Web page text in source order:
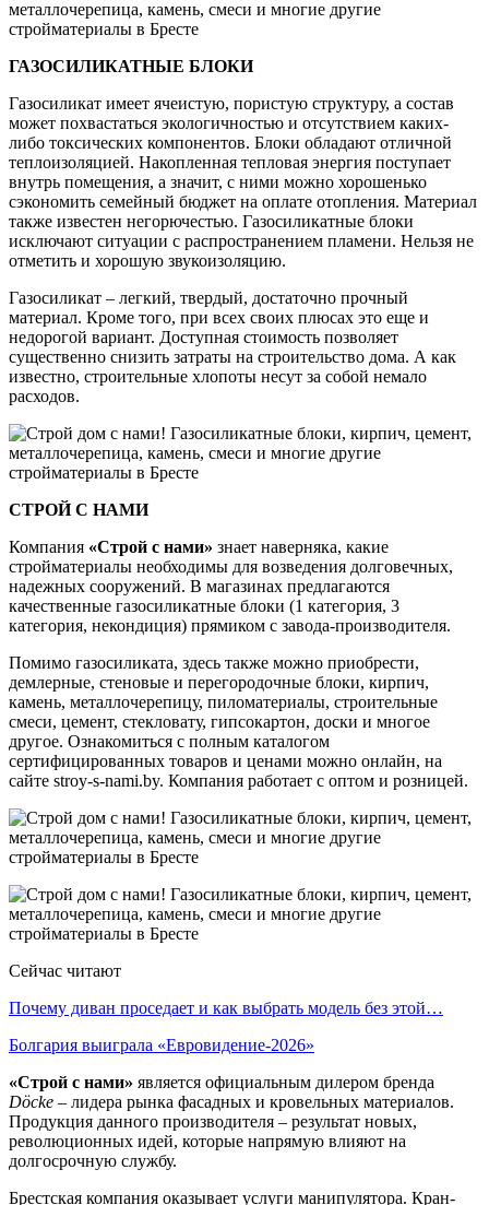
ГАЗОСИЛИКАТНЫЕ БЛОКИ
Газосиликат имеет ячеистую, пористую структуру, а состав
может похвастаться экологичностью и отсутствием каких-
либо токсических компонентов. Блоки обладают отличной
теплоизоляцией. Накопленная тепловая энергия поступает
внутрь помещения, а значит, с ними можно хорошенько
сэкономить семейный бюджет на оплате отопления. Материал
также известен негорючестью. Газосиликатные блоки
исключают ситуации с распространением пламени. Нельзя не
отметить и хорошую звукоизоляцию.
Газосиликат – легкий, твердый, достаточно прочный
материал. Кроме того, при всех своих плюсах это еще и
недорогой вариант. Доступная стоимость позволяет
существенно снизить затраты на строительство дома. А как
известно, строительные хлопоты несут за собой немало
расходов.
СТРОЙ С НАМИ
Компания «Строй с нами» знает наверняка, какие
стройматериалы необходимы для возведения долговечных,
надежных сооружений. В магазинах предлагаются
качественные газосиликатные блоки (1 категория, 3
категория, некондиция) прямиком с завода-производителя.
Помимо газосиликата, здесь также можно приобрести,
демлерные, стеновые и перегородочные блоки, кирпич,
камень, металлочерепицу, пиломатериалы, строительные
смеси, цемент, стекловату, гипсокартон, доски и многое
другое. Ознакомиться с полным каталогом
сертифицированных товаров и ценами можно онлайн, на
сайте stroy-s-nami.by. Компания работает с оптом и розницей.
Сейчас читают
Почему диван проседает и как выбрать модель без этой…
Болгария выиграла «Евровидение-2026»
«Строй с нами» является официальным дилером бренда
Döcke – лидера рынка фасадных и кровельных материалов.
Продукция данного производителя – результат новых,
революционных идей, которые напрямую влияют на
долгосрочную службу.
Брестская компания оказывает услуги манипулятора. Кран-